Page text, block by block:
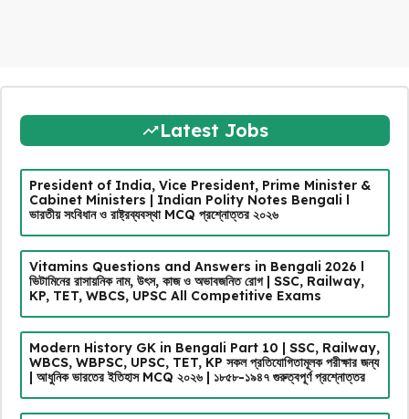
Latest Jobs
President of India, Vice President, Prime Minister &
Cabinet Ministers | Indian Polity Notes Bengali l
ভারতীয় সংবিধান ও রাষ্ট্রব্যবস্থা MCQ প্রশ্নোত্তর ২০২৬
Vitamins Questions and Answers in Bengali 2026 l
ভিটামিনের রাসায়নিক নাম, উৎস, কাজ ও অভাবজনিত রোগ | SSC, Railway,
KP, TET, WBCS, UPSC All Competitive Exams
Modern History GK in Bengali Part 10 | SSC, Railway,
WBCS, WBPSC, UPSC, TET, KP সকল প্রতিযোগিতামূলক পরীক্ষার জন্য
| আধুনিক ভারতের ইতিহাস MCQ ২০২৬ | ১৮৫৮-১৯৪৭ গুরুত্বপূর্ণ প্রশ্নোত্তর